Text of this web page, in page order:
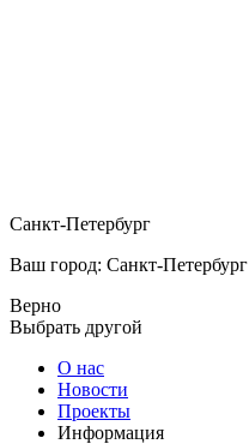
Санкт-Петербург
Ваш город: Санкт-Петербург
Верно
Выбрать другой
О нас
Новости
Проекты
Информация